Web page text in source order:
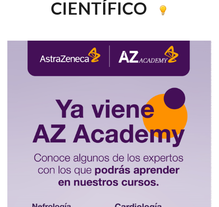
CIENTÍFICO